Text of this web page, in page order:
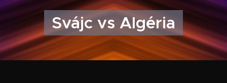
Svájc vs Algéria